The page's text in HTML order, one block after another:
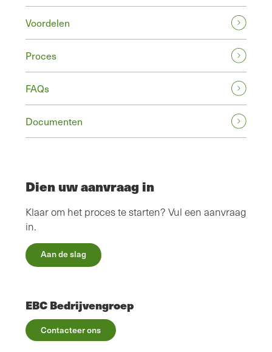
Voordelen
Proces
FAQs
Documenten
Dien uw aanvraag in
Klaar om het proces te starten? Vul een aanvraag
in.
Aan de slag
EBC Bedrijvengroep
Contacteer ons